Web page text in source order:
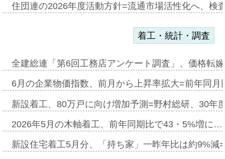
住団連の2026年度活動方針=流通市場活性化へ、検
着工・統計・調査
全建総連「第6回工務店アンケート調査」、価格転
6月の企業物価指数、前月から上昇率拡大=前年同
新設着工、80万戸に向け増加予測=野村総研、30年
2026年5月の木軸着工、前年同期比で43・5%増に…
新設住宅着工5月分、「持ち家」一昨年比は約9%